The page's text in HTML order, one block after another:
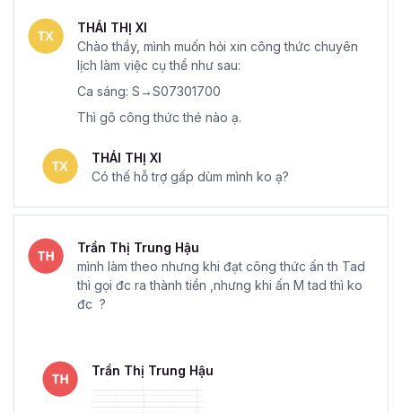
THÁI THỊ XI
Chào thầy, mình muốn hỏi xin công thức chuyên
lịch làm việc cụ thể như sau:
Ca sáng: S→S07301700
Thì gõ công thức thé nào ạ.
THÁI THỊ XI
Có thế hỗ trợ gấp dùm mình ko ạ?
Trần Thị Trung Hậu
mình làm theo nhưng khi đạt công thức ấn th Tad
thì gọi đc ra thành tiền ,nhưng khi ấn M tad thì ko
đc ?
Trần Thị Trung Hậu